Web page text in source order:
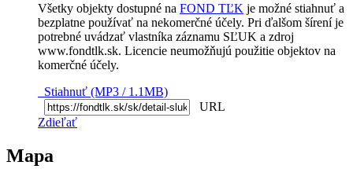
Všetky objekty dostupné na FOND TĽK je možné stiahnuť a
bezplatne používať na nekomerčné účely. Pri ďalšom šírení je
potrebné uvádzať vlastníka záznamu SĽUK a zdroj
www.fondtlk.sk. Licencie neumožňujú použitie objektov na
komerčné účely.
Stiahnuť (MP3 / 1.1MB)
URL
Zdieľať
Mapa